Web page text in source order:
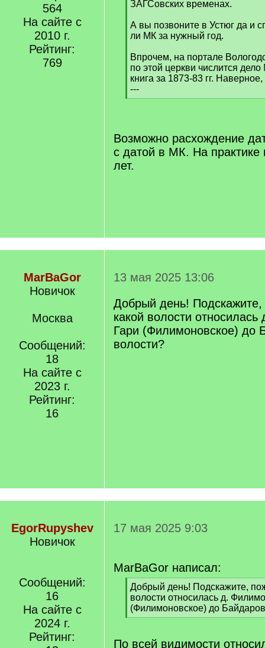
564
На сайте с
2010 г.
Рейтинг:
769
ЗАГСовских временах.
А вы позвоните в Устюг да и
ли МК за нужный год.
Впрочем, на портале
по этой церкви числится
книга за 1873-83 гг.
---
[
Возможно расхождение
с датой в МК. На практике
лет.
MarBaGor
Новичок
Москва
Сообщений:
18
На сайте с
2023 г.
Рейтинг:
16
13 мая 2025 13:06
Добрый день! Подскажите,
какой волости
Гари (Филимоновское) до
волости?
EgorRupyshev
Новичок
Сообщений:
16
На сайте с
2024 г.
Рейтинг:
17 мая 2025 9:03
MarBaGor написал:
[
q
]
Добрый день! Подскажите,
волости относилась д.
(Филимоновское) до
[
q
По всей видимости